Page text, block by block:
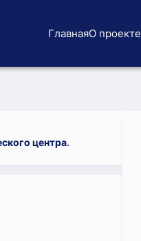
ГлавнаяО проекте
центра.